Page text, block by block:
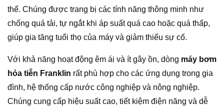
thể. Chúng được trang bị các tính năng thông minh như
chống quá tải, tự ngắt khi áp suất quá cao hoặc quá thấp,
giúp gia tăng tuổi thọ của máy và giảm thiểu sự cố.
Với khả năng hoạt động êm ái và ít gây ồn, dòng máy bơm
hỏa tiễn Franklin rất phù hợp cho các ứng dụng trong gia
đình, hệ thống cấp nước công nghiệp và nông nghiệp.
Chúng cung cấp hiệu suất cao, tiết kiệm điện năng và dễ